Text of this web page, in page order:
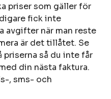
priser som gäller för
fick inte
avgifter när man reste
är det tillåtet. Se
så du inte får
din nästa faktura.
, sms- och